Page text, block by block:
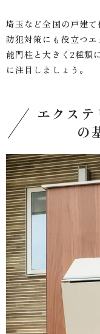
埼玉など全国の戸建て
防犯対策にも役立つ
能門柱と大きく2種類
に注目しましょう。
エクステ
の